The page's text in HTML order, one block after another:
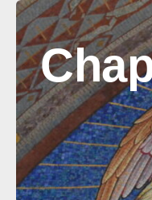
Skip to content